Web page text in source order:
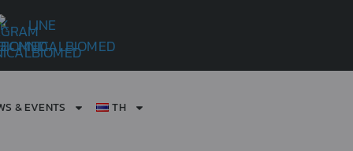
& EVENTS TH